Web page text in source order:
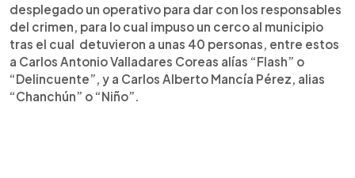
desplegado un operativo para dar con los responsables
del crimen, para lo cual impuso un cerco al municipio
tras el cual detuvieron a unas 40 personas, entre estos
a Carlos Antonio Valladares Coreas alías “Flash” o
“Delincuente”, y a Carlos Alberto Mancía Pérez, alias
“Chanchún” o “Niño”.